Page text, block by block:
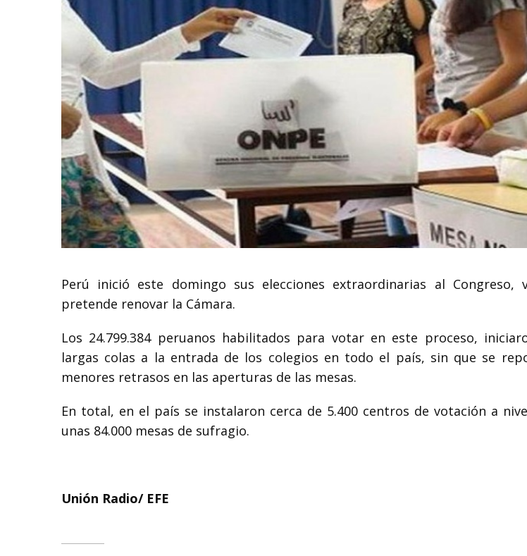
Perú inició este domingo sus elecciones extraordinarias al
pretende renovar la Cámara.
Los 24.799.384 peruanos habilitados para votar en este proceso,
largas colas a la entrada de los colegios en todo el país, sin que se
menores retrasos en las aperturas de las mesas.
En total, en el país se instalaron cerca de 5.400 centros de votación a
unas 84.000 mesas de sufragio.
Unión Radio/ EFE